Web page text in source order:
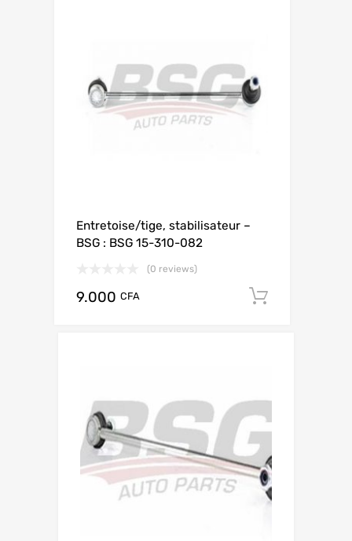
Entretoise/tige, stabilisateur –
BSG : BSG 15-310-082
(0 reviews)
9.000 CFA